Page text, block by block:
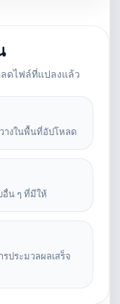
ดไฟล์ที่แปลงแล้ว
างในพื้นที่อัปโหลด
อื่น ๆ ที่มีให้
ประมวลผลเสร็จ